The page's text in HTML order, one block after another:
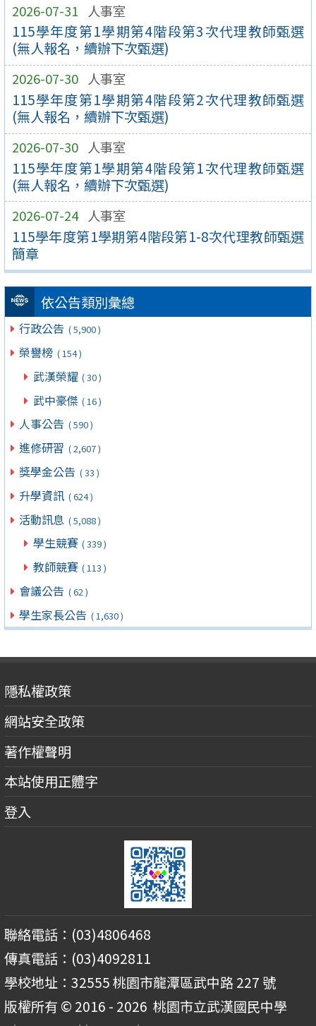
2026-07-31 人事室
115學年度第1學期第4階段第3次代理教師甄選
(無人報名，續辦下次甄選)
2026-07-30 人事室
115學年度第1學期第4階段第2次代理教師甄選
(無人報名，續辦下次甄選)
2026-07-30 人事室
115學年度第1學期第4階段第1次代理教師甄選
(無人報名，續辦下次甄選)
2026-07-24 人事室
115學年度第1學期第4階段第1-8次代理教師甄選
簡章
依公告類別彙總
行政公告 ( 5,900 )
榮譽榜 ( 154 )
武漢榮耀 ( 30 )
武中豪傑 ( 16 )
人事公告 ( 590 )
進修研習 ( 2,607 )
獎學金公告 ( 33 )
升學資訊 ( 624 )
活動訊息 ( 5,088 )
學生競賽 ( 339 )
教師競賽 ( 113 )
會議公告 ( 62 )
學生家長公告 ( 1,630 )
隱私權政策
網站安全政策
著作權聲明
本站使用正體字
登入
聯絡電話：(03)4806468
傳真電話：(03)4092811
學校地址：32555 桃園市龍潭區武中路 227 號
版權所有 © 2016 - 2026 桃園市立武漢國民中學